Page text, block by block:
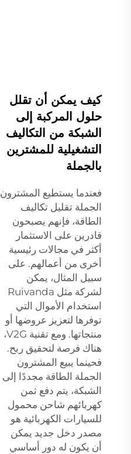
كيف يمكن أن تقلل
حلول المركبة إلى
الشبكة من التكاليف
التشغيلية للمشترين
بالجملة
فعندما يستطيع المشترون
الجملة تقليل تكاليف
الطاقة، فإنهم يصبحون
قادرين على الاستثمار
أكثر في مجالات رئيسية
أخرى من أعمالهم. على
سبيل المثال، يمكن
لشركة مثل Ruivanda
استخدام الأموال التي
توفرها لتعزيز عروضها أو
منتجاتها. ومع تقنية V2G،
هناك فرصة لتحقيق ربح.
فحينما يبيع المشترون
الجملة الطاقة مجددًا إلى
الشبكة، يتم دفع ثمن
كهربائهم شاحن محمول
للسيارات الكهربائية هو
مصدر دخل جديد يمكن
أن يكون له دور أساسي